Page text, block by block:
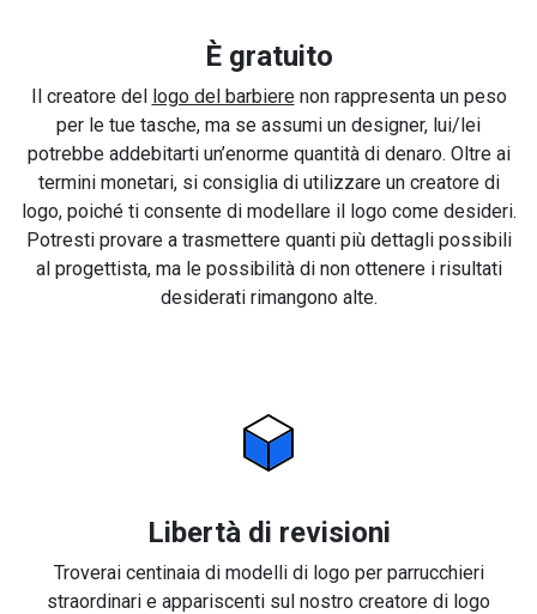
È gratuito
Il creatore del logo del barbierenon rappresenta un peso
per le tue tasche, ma se assumi un designer, lui/lei
potrebbe addebitarti un’enorme quantità di denaro. Oltre ai
termini monetari, si consiglia di utilizzare un creatore di
logo, poiché ti consente di modellare il logo come desideri.
Potresti provare a trasmettere quanti più dettagli possibili
al progettista, ma le possibilità di non ottenere i risultati
desiderati rimangono alte.
Libertà di revisioni
Troverai centinaia di modelli di logo per parrucchieri
straordinari e appariscenti sul nostro creatore di logo